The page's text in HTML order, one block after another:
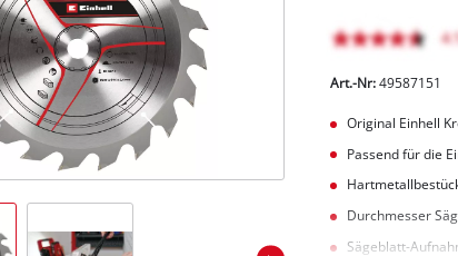
Art.-Nr:49587151
Original Einhell
Passend für die
Durchmesser
Sägeblatt-